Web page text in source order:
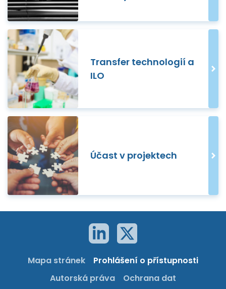
Transfer technologií a
ILO
Účast v projektech
Mapa stránek
Prohlášení o přístupnosti
Autorská práva
Ochrana dat